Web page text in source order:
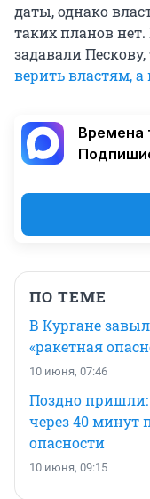
даты, однако
таких планов
задавали
верить властям,
Времена
ПО ТЕМЕ
В Кургане
«ракетная
10 июня, 07:46
Поздно
через 40 минут
опасности
10 июня, 09:15